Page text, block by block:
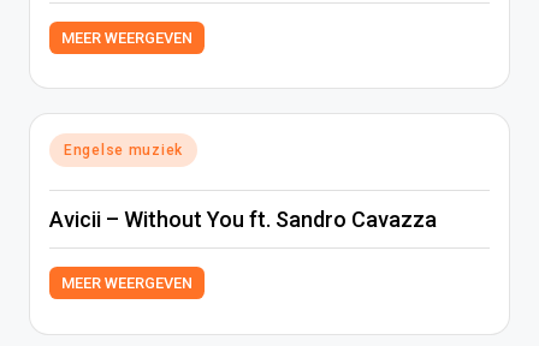
MEER WEERGEVEN
Geplaatst
in
Engelse muziek
Avicii – Without You ft. Sandro Cavazza
MEER WEERGEVEN